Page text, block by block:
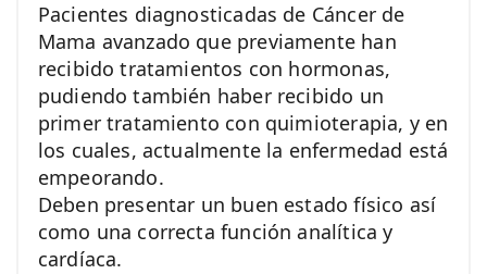
Pacientes diagnosticadas de Cáncer de
Mama avanzado que previamente han
recibido tratamientos con hormonas,
pudiendo también haber recibido un
primer tratamiento con quimioterapia, y en
los cuales, actualmente la enfermedad está
empeorando.
Deben presentar un buen estado físico así
como una correcta función analítica y
cardíaca.